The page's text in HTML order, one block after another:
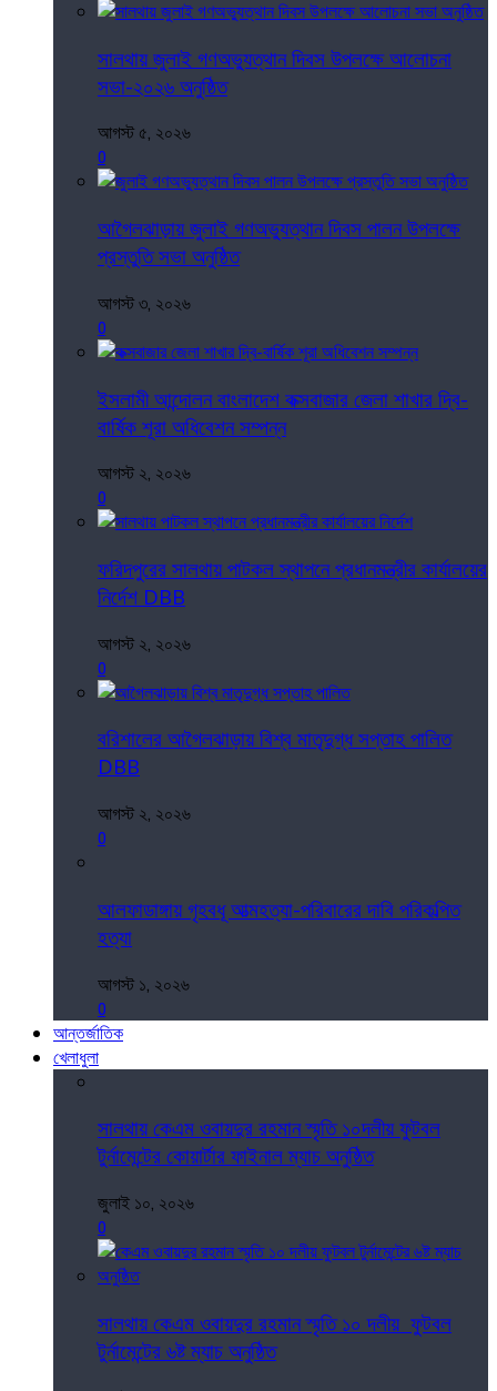
সালথায় জুলাই গণঅভ্যুত্থান দিবস উপলক্ষে আলোচনা
সভা-২০২৬ অনুষ্ঠিত
আগস্ট ৫, ২০২৬
0
আগৈলঝাড়ায় জুলাই গণঅভ্যুত্থান দিবস পালন উপলক্ষে
প্রস্তুতি সভা অনুষ্ঠিত
আগস্ট ৩, ২০২৬
0
ইসলামী আন্দোলন বাংলাদেশ কক্সবাজার জেলা শাখার দ্বি-
বার্ষিক শূরা অধিবেশন সম্পন্ন
আগস্ট ২, ২০২৬
0
ফরিদপুরের সালথায় পাটকল স্থাপনে প্রধানমন্ত্রীর কার্যালয়ের
নির্দেশ DBB
আগস্ট ২, ২০২৬
0
বরিশালের আগৈলঝাড়ায় বিশ্ব মাতৃদুগ্ধ সপ্তাহ পালিত
DBB
আগস্ট ২, ২০২৬
0
আলফাডাঙ্গায় গৃহবধূ আত্মহত্যা-পরিবারের দাবি পরিকল্পিত
হত্যা
আগস্ট ১, ২০২৬
0
আন্তর্জাতিক
খেলাধুলা
সালথায় কেএম ওবায়দুর রহমান স্মৃতি ১০দলীয় ফুটবল
টুর্নামেন্টের কোয়ার্টার ফাইনাল ম্যাচ অনুষ্ঠিত
জুলাই ১০, ২০২৬
0
সালথায় কেএম ওবায়দুর রহমান স্মৃতি ১০ দলীয় ফুটবল
টুর্নামেন্টের ৬ষ্ট ম্যাচ অনুষ্ঠিত